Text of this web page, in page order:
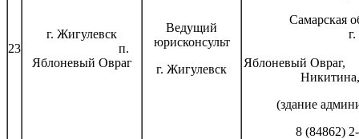
23
г. Жигулевск
п.
Яблоневый Овраг
Ведущий
юрисконсульт
г. Жигулевск
Самарская
г.
Яблоневый
(здание
8 (84862)